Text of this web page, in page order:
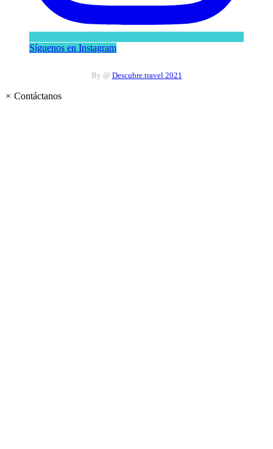
Síguenos en Instagram
By @ Descubre.travel 2021
× Contáctanos